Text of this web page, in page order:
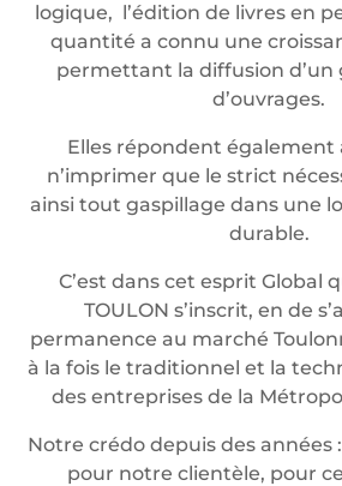
logique, l’édition de livres en
quantité a connu une
permettant la diffusion d’un
d’ouvrages.
Elles répondent également
n’imprimer que le strict
ainsi tout gaspillage dans une
durable.
C’est dans cet esprit Global
TOULON s’inscrit, en de
permanence au marché
à la fois le traditionnel et la
des entreprises de la
Notre crédo depuis des années
pour notre clientèle, pour